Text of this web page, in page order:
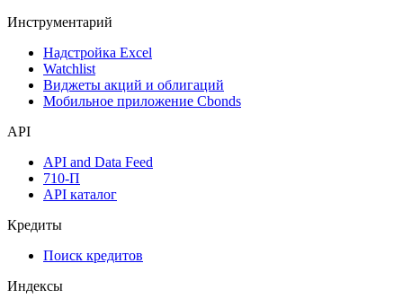
Инструментарий
Надстройка Excel
Watchlist
Виджеты акций и облигаций
Мобильное приложение Cbonds
API
API and Data Feed
710-П
API каталог
Кредиты
Поиск кредитов
Индексы